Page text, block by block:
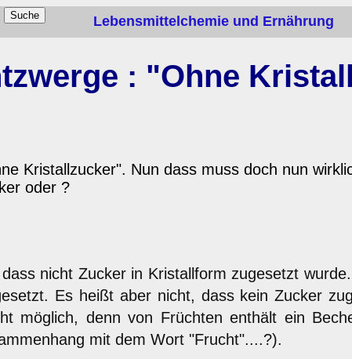
Lebensmittelchemie und Ernährung
: "Ohne
Kristallzucker". Nun dass muss doch nun
oder ?
nicht Zucker in Kristallform zugesetzt
Es heißt aber nicht, dass kein Zucker
möglich, denn von Früchten enthält ein
mit dem Wort "Frucht"....?).